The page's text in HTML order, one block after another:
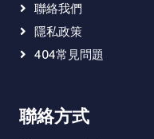
聯絡我們
隱私政策
404常見問題
聯絡方式